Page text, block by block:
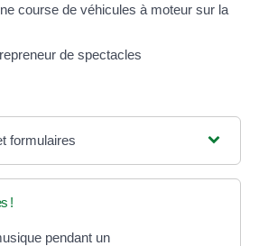
course de véhicules à moteur sur la
de spectacles
formulaires
!
pendant un